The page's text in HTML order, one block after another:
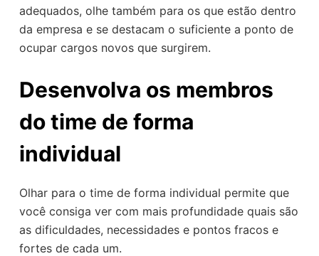
adequados, olhe também para os que estão dentro
da empresa e se destacam o suficiente a ponto de
ocupar cargos novos que surgirem.
Desenvolva os membros
do time de forma
individual
Olhar para o time de forma individual permite que
você consiga ver com mais profundidade quais são
as dificuldades, necessidades e pontos fracos e
fortes de cada um.